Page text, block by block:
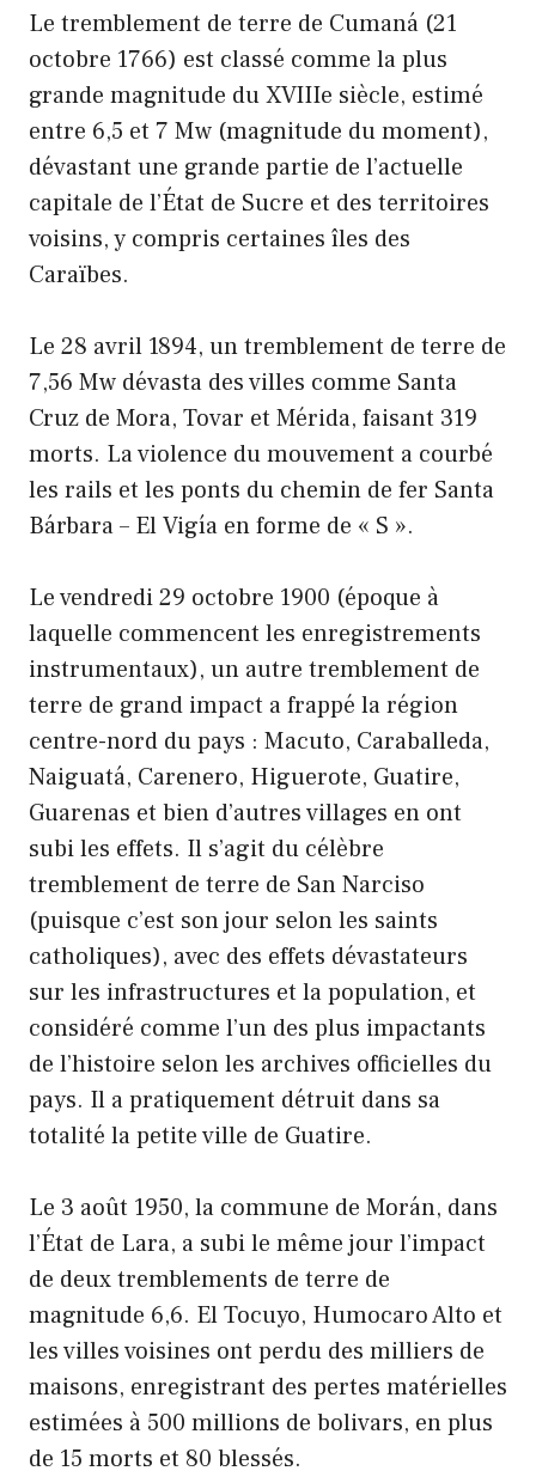
Le tremblement de terre de Cumaná (21
octobre 1766) est classé comme la plus
grande magnitude du XVIIIe siècle, estimé
entre 6,5 et 7 Mw (magnitude du moment),
dévastant une grande partie de l’actuelle
capitale de l’État de Sucre et des territoires
voisins, y compris certaines îles des
Caraïbes.
Le 28 avril 1894, un tremblement de terre de
7,56 Mw dévasta des villes comme Santa
Cruz de Mora, Tovar et Mérida, faisant 319
morts. La violence du mouvement a courbé
les rails et les ponts du chemin de fer Santa
Bárbara – El Vigía en forme de « S ».
Le vendredi 29 octobre 1900 (époque à
laquelle commencent les enregistrements
instrumentaux), un autre tremblement de
terre de grand impact a frappé la région
centre-nord du pays : Macuto, Caraballeda,
Naiguatá, Carenero, Higuerote, Guatire,
Guarenas et bien d’autres villages en ont
subi les effets. Il s’agit du célèbre
tremblement de terre de San Narciso
(puisque c’est son jour selon les saints
catholiques), avec des effets dévastateurs
sur les infrastructures et la population, et
considéré comme l’un des plus impactants
de l’histoire selon les archives officielles du
pays. Il a pratiquement détruit dans sa
totalité la petite ville de Guatire.
Le 3 août 1950, la commune de Morán, dans
l’État de Lara, a subi le même jour l’impact
de deux tremblements de terre de
magnitude 6,6. El Tocuyo, Humocaro Alto et
les villes voisines ont perdu des milliers de
maisons, enregistrant des pertes matérielles
estimées à 500 millions de bolivars, en plus
de 15 morts et 80 blessés.